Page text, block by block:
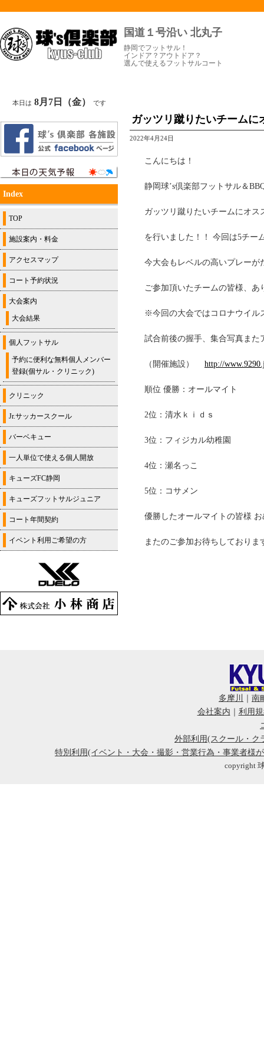
国道１号沿い 北丸子
静岡でフットサル！
インドア？アウトドア？
選んで使えるフットサルコート
ガッツリ蹴りたいチーム
2022年4月24日
こんにちは！
静岡球’s倶楽部フットサル＆
ガッツリ蹴りたいチームにオス
を行いました！！ 今回は5チー
今大会もレベルの高いプレーが
ご参加頂いたチームの皆様、あ
※今回の大会ではコロナウイル
試合前後の握手、集合写真また
（開催施設） http://
順位 優勝：オールマイト
2位：清水ｋｉｄｓ
3位：フィジカル幼稚園
4位：瀬名っこ
5位：コサメン
優勝したオールマイトの皆様
またのご参加お待ちしておりま
本日は 8月7日（金） です
Index
TOP
施設案内・料金
アクセスマップ
コート予約状況
大会案内
大会結果
個人フットサル
予約に便利な無料個人メンバー
登録(個サル・クリニック)
クリニック
Jr.サッカースクール
バーベキュー
一人単位で使える個人開放
キューズFC静岡
キューズフットサルジュニア
コート年間契約
イベント利用ご希望の方
多摩川
南
会社案内
利用
外部利用(スクール・ク
特別利用(イベント・大会・撮影・営業行為・事業者様
copyright